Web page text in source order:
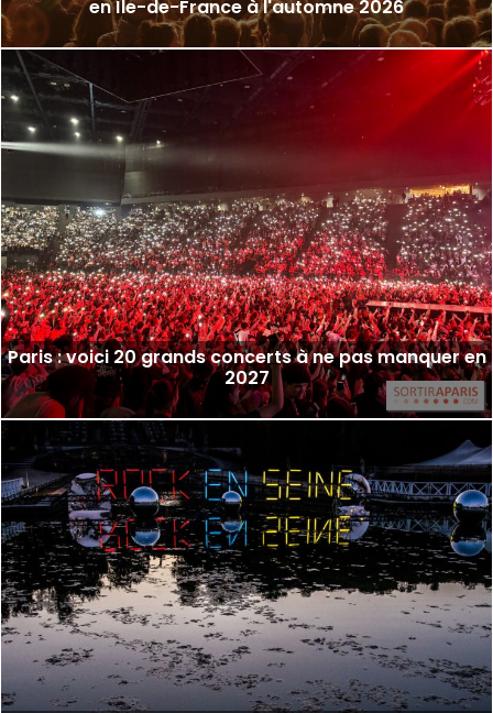
en Île-de-France à l'automne 2026
Paris : voici 20 grands concerts à ne pas manquer en
2027